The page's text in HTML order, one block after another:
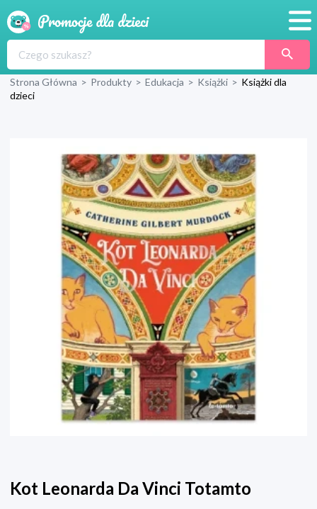
Produkty
Blog
Wyprawka
Strona Główna > Produkty > Edukacja > Książki > Książki dla
dzieci
Kot Leonarda Da Vinci Totamto